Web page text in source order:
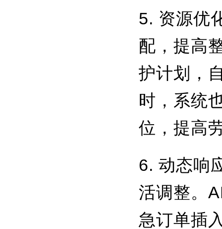
5. 资源优
配，提高
护计划，
时，系统
位，提高
6. 动态响
活调整。
急订单插